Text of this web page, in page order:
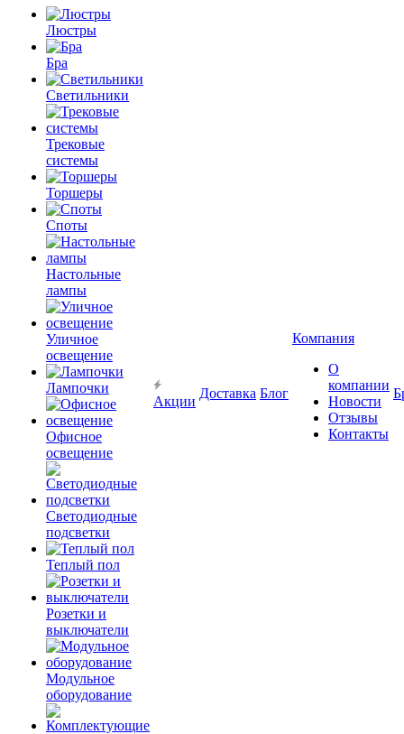
Люстры
Бра
Светильники
Трековые
системы
Торшеры
Споты
Настольные
лампы
Уличное
освещение
Лампочки
Офисное
освещение
Светодиодные
подсветки
Теплый пол
Розетки и
выключатели
Модульное
оборудование
Акции
Доставка Блог
Компания
О
компании
Новости
Отзывы
Контакты